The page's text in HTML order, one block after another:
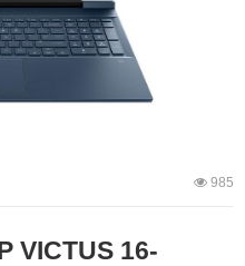
985
VICTUS 16-